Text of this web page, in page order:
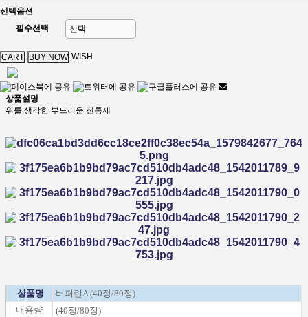
선택옵션
필수선택
WISH
상품설명
위를 생각한 부드러운 진통제
상품명
버퍼린A (40정/80정)
내용량
(40정/80정)